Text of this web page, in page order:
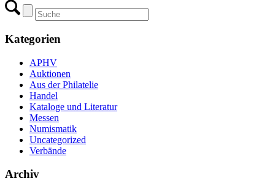
Kategorien
APHV
Auktionen
Aus der Philatelie
Handel
Kataloge und Literatur
Messen
Numismatik
Uncategorized
Verbände
Archiv